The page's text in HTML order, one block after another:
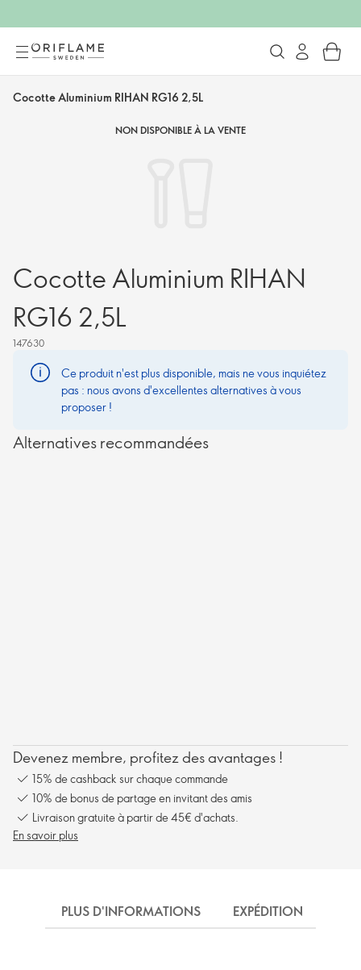
Cocotte Aluminium RIHAN RG16 2,5L
NON DISPONIBLE À LA VENTE
Cocotte Aluminium RIHAN
RG16 2,5L
147630
Ce produit n'est plus disponible, mais ne vous inquiétez
pas : nous avons d'excellentes alternatives à vous
proposer !
Alternatives recommandées
Devenez membre, profitez des avantages !
15% de cashback sur chaque commande
10% de bonus de partage en invitant des amis
Livraison gratuite à partir de 45€ d'achats.
En savoir plus
PLUS D'INFORMATIONS EXPÉDITION